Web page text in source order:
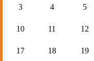
3 4 5
10 11 12
17 18 19